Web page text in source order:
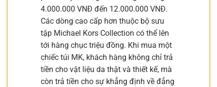
4.000.000 VNĐ đến 12.000.000 VNĐ.
Các dòng cao cấp hơn thuộc bộ sưu
tập Michael Kors Collection có thể lên
tới hàng chục triệu đồng. Khi mua một
chiếc túi MK, khách hàng không chỉ trả
tiền cho vật liệu da thật và thiết kế, mà
còn trả tiền cho sự khẳng định về đẳng